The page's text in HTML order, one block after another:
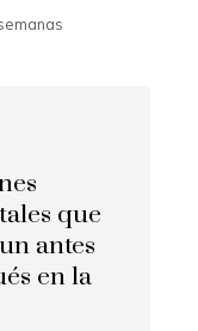
que
antes
en la